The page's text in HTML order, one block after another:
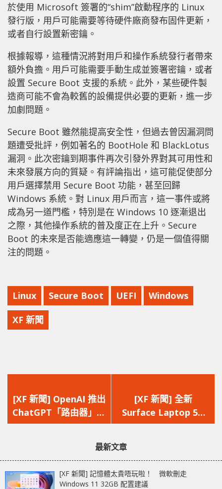
於使用 Microsoft 簽署的“shim”啟動程序的 Linux
發行版，用戶可能需要等待硬件廠商發布固件更新，
或者自行設置新密鑰。
根據報導，這種情況將對用戶和操作系統發行者帶來
額外負擔。用戶可能需要手動生成並簽署密鑰，或者
設置 Secure Boot 支援的系統。此外，某些硬件製
造商可能不會為較舊的設備提供必要的更新，進一步
加劇問題。
Secure Boot 雖然能提高安全性，但過去曾因漏洞問
題遭受批評，例如著名的 BootHole 和 BlackLotus
漏洞。此次密鑰到期事件再次引發外界對其可用性和
未來發展方向的質疑。有評論指出，這可能促使部分
用戶選擇禁用 Secure Boot 功能，甚至回歸
Windows 系統。對 Linux 用戶而言，這一事件或將
成為另一道門檻，特別是在 Windows 10 逐漸退出
之際，其他操作系統的普及度正在上升。Secure
Boot 的未來是否能適應這一轉變，仍是一個值得關
注的問題。
Linux Secure Boot UEFI Windows
XF 新聞
一
篇
文
[XF 新聞] OpenAI 推出
ChatGPT「路由器」
自動選擇最佳模型應對
一
篇
文
[XF 新聞] 全新
Surface Laptop 5G
登場 搭載 5G
限於 13.8″ 商務版本
最新文章
[XF 新聞] 記憶體太貴唔玩啦！ 微軟刪走
Windows 11 32GB 配置建議